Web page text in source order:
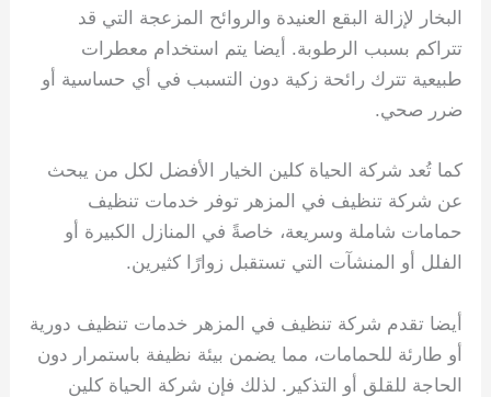
البخار لإزالة البقع العنيدة والروائح المزعجة التي قد
تتراكم بسبب الرطوبة. أيضا يتم استخدام معطرات
طبيعية تترك رائحة زكية دون التسبب في أي حساسية أو
ضرر صحي.
كما تُعد شركة الحياة كلين الخيار الأفضل لكل من يبحث
عن شركة تنظيف في المزهر توفر خدمات تنظيف
حمامات شاملة وسريعة، خاصةً في المنازل الكبيرة أو
الفلل أو المنشآت التي تستقبل زوارًا كثيرين.
أيضا تقدم شركة تنظيف في المزهر خدمات تنظيف دورية
أو طارئة للحمامات، مما يضمن بيئة نظيفة باستمرار دون
الحاجة للقلق أو التذكير. لذلك فإن شركة الحياة كلين